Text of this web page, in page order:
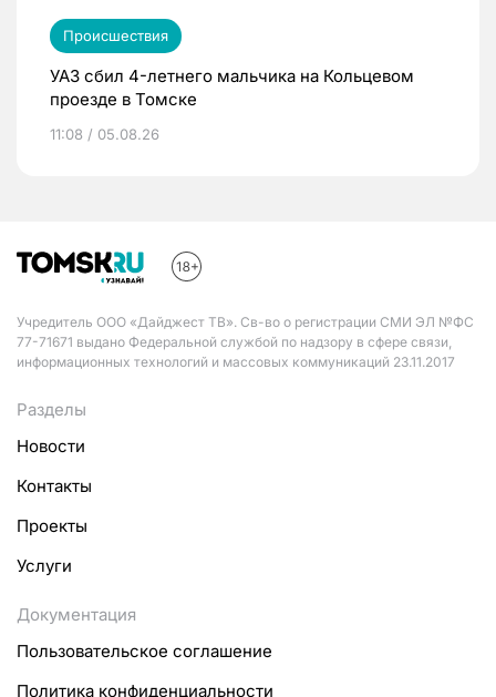
Происшествия
УАЗ сбил 4-летнего мальчика на Кольцевом
проезде в Томске
11:08 / 05.08.26
Учредитель ООО «Дайджест ТВ». Св-во о регистрации СМИ ЭЛ №ФС
77-71671 выдано Федеральной службой по надзору в сфере связи,
информационных технологий и массовых коммуникаций 23.11.2017
Разделы
Новости
Контакты
Проекты
Услуги
Документация
Пользовательское соглашение
Политика конфиденциальности